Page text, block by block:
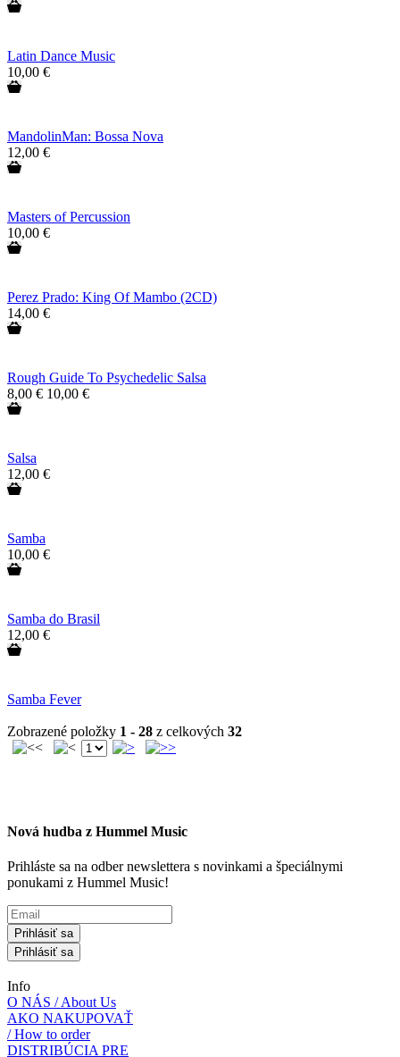
Latin Dance Music
10,00 €
MandolinMan: Bossa Nova
12,00 €
Masters of Percussion
10,00 €
Perez Prado: King Of Mambo (2CD)
14,00 €
Rough Guide To Psychedelic Salsa
8,00 € 10,00 €
Salsa
12,00 €
Samba
10,00 €
Samba do Brasil
12,00 €
Samba Fever
Zobrazené položky 1 - 28 z celkových 32
Nová hudba z Hummel Music
Prihláste sa na odber newslettera s novinkami a špeciálnymi
ponukami z Hummel Music!
Prihlásiť sa
Prihlásiť sa
Info
O NÁS / About Us
AKO NAKUPOVAŤ
/ How to order
DISTRIBÚCIA PRE